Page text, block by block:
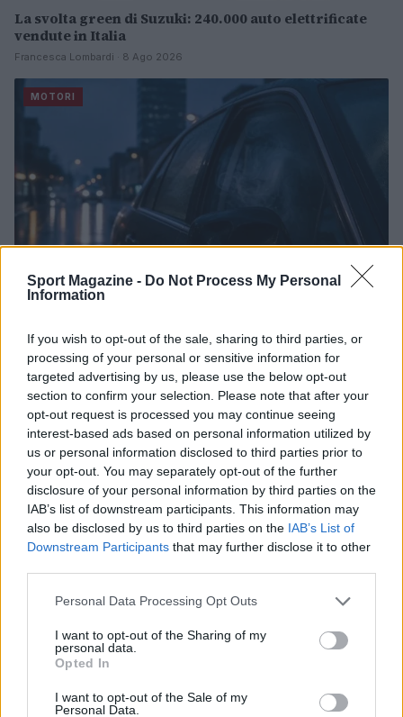
Sport Magazine - Do Not Process My Personal
Information
If you wish to opt-out of the sale, sharing to third parties, or
processing of your personal or sensitive information for
targeted advertising by us, please use the below opt-out
section to confirm your selection. Please note that after your
opt-out request is processed you may continue seeing
interest-based ads based on personal information utilized by
us or personal information disclosed to third parties prior to
your opt-out. You may separately opt-out of the further
disclosure of your personal information by third parties on the
IAB’s list of downstream participants. This information may
also be disclosed by us to third parties on the IAB’s List of
Downstream Participants that may further disclose it to other
Please note that this website/app uses one or more Google
not limited to your visit or usage behaviour. You may click to
grant or deny consent to Google and its third-party tags to
use your data for below specified purposes in below Google
consent section.
Personal Data Processing Opt Outs
I want to opt-out of the Sharing of my
personal data.
Opted In
I want to opt-out of the Sale of my
Personal Data.
La svolta green di Suzuki: 240.000 auto elettrificate
vendute in Italia
Francesca Lombardi · 8 Ago 2026
MOTORI
Auto in fiamme: procedura sicura, errori da evitare
ed estintore a bordo
Ilaria Mauri · 7 Ago 2026
MOTORI
Strategia power unit F1: gestione ICE, turbo e
mappature
Andrea Conforti · 7 Ago 2026